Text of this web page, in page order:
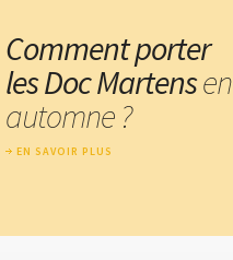
Comment porter
les Doc Martensen
automne ?
EN SAVOIR PLUS